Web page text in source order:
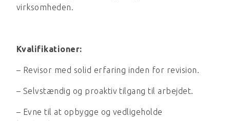
virksomheden.
Kvalifikationer:
– Revisor med solid erfaring inden for revision.
– Selvstændig og proaktiv tilgang til arbejdet.
– Evne til at opbygge og vedligeholde